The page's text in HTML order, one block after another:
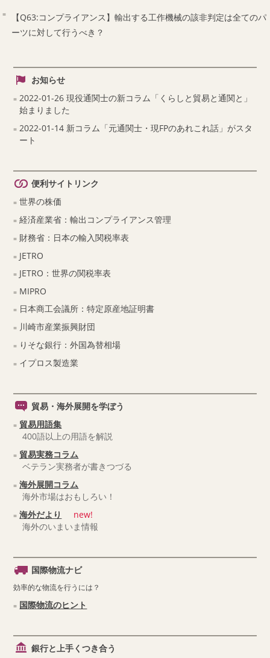
【Q63:コンプライアンス】輸出する工作機械の該非判定は全てのパ
ーツに対して行うべき？
お知らせ
2022-01-26 現役通関士の新コラム「くらしと貿易と通関と」
始まりました
2022-01-14 新コラム「元通関士・現FPのあれこれ話」がスタ
ート
便利サイトリンク
世界の株価
経済産業省：輸出コンプライアンス管理
財務省：日本の輸入関税率表
JETRO
JETRO：世界の関税率表
MIPRO
日本商工会議所：特定原産地証明書
川崎市産業振興財団
りそな銀行：外国為替相場
イプロス製造業
貿易・海外展開を学ぼう
貿易用語集
400語以上の用語を解説
貿易実務コラム
ベテラン実務者が書きつづる
海外展開コラム
海外市場はおもしろい！
海外だより
new!
海外のいまいま情報
国際物流ナビ
効率的な物流を行うには？
国際物流のヒント
銀行と上手くつき合う